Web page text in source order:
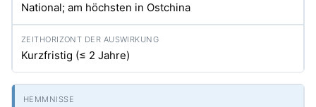
National; am höchsten in Ostchina
Kurzfristig (≤ 2 Jahre)